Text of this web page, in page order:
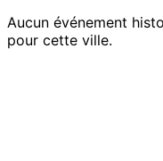
Aucun événement
pour cette ville.